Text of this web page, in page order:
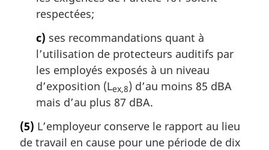
respectées;
c) ses recommandations quant à
l’utilisation de protecteurs auditifs par
les employés exposés à un niveau
d’exposition (Lex,8) d’au moins 85 dBA
mais d’au plus 87 dBA.
(5) L’employeur conserve le rapport au lieu
de travail en cause pour une période de dix